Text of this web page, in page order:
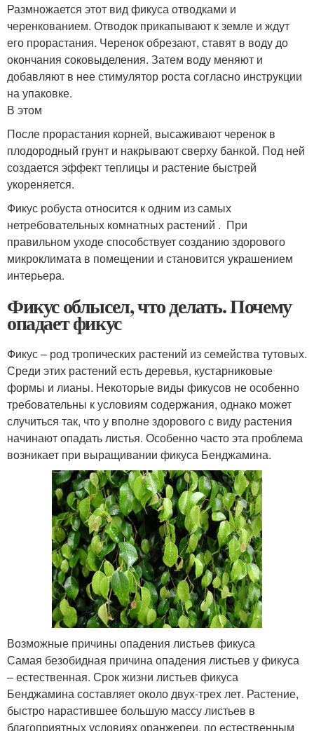
Размножается этот вид фикуса отводками и
черенкованием. Отводок прикапывают к земле и ждут
его прорастания. Черенок обрезают, ставят в воду до
окончания соковыделения. Затем воду меняют и
добавляют в нее стимулятор роста согласно инструкции
на упаковке.
В этом
После прорастания корней, высаживают черенок в
плодородный грунт и накрывают сверху банкой. Под ней
создается эффект теплицы и растение быстрей
укореняется.
Фикус робуста относится к одним из самых
нетребовательных комнатных растений . При
правильном уходе способствует созданию здорового
микроклимата в помещении и становится украшением
интерьера.
Фикус облысел, что делать. Почему
опадает фикус
Фикус – род тропических растений из семейства тутовых.
Среди этих растений есть деревья, кустарниковые
формы и лианы. Некоторые виды фикусов не особенно
требовательны к условиям содержания, однако может
случиться так, что у вполне здорового с виду растения
начинают опадать листья. Особенно часто эта проблема
возникает при выращивании фикуса Бенджамина.
Возможные причины опадения листьев фикуса
Самая безобидная причина опадения листьев у фикуса
– естественная. Срок жизни листьев фикуса
Бенджамина составляет около двух-трех лет. Растение,
быстро нарастившее большую массу листьев в
благоприятных условиях оранжереи, по естественным